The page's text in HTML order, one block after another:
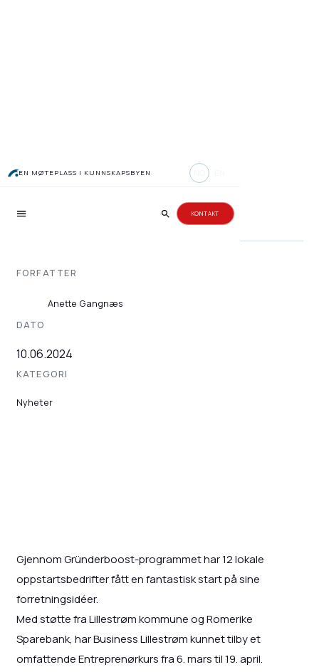
EN MØTEPLASS I KUNNSKAPSBYEN
KONTAKT
Knallsuksess for nytt
gründerprogram
FORFATTER
Anette Gangnæs
DATO
10.06.2024
KATEGORI
Nyheter
Gjennom Gründerboost-programmet har 12 lokale
oppstartsbedrifter fått en fantastisk start på sine
forretningsidéer.
Med støtte fra Lillestrøm kommune og Romerike
Sparebank, har Business Lillestrøm kunnet tilby et
omfattende Entreprenørkurs fra 6. mars til 19. april.